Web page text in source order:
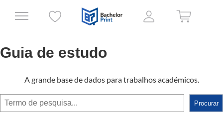
Guia de estudo
A grande base de dados para trabalhos académicos.
Procurar Procurar